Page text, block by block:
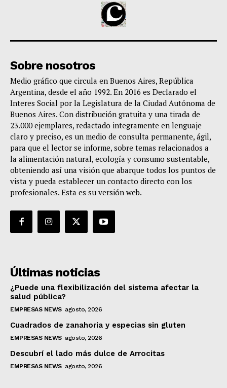
Sobre nosotros
Medio gráfico que circula en Buenos Aires, República
Argentina, desde el año 1992. En 2016 es Declarado el
Interes Social por la Legislatura de la Ciudad Autónoma de
Buenos Aires. Con distribución gratuita y una tirada de
23.000 ejemplares, redactado integramente en lenguaje
claro y preciso, es un medio de consulta permanente, ágil,
para que el lector se informe, sobre temas relacionados a
la alimentación natural, ecología y consumo sustentable,
obteniendo así una visión que abarque todos los puntos de
vista y pueda establecer un contacto directo con los
profesionales. Esta es su versión web.
Últimas noticias
¿Puede una flexibilización del sistema afectar la
salud pública?
EMPRESAS NEWS agosto, 2026
Cuadrados de zanahoria y especias sin gluten
EMPRESAS NEWS agosto, 2026
Descubrí el lado más dulce de Arrocitas
EMPRESAS NEWS agosto, 2026